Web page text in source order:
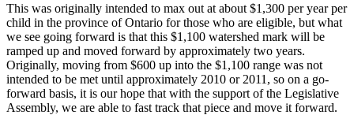
This was originally intended to max out at about $1,300 per year per
child in the province of Ontario for those who are eligible, but what
we see going forward is that this $1,100 watershed mark will be
ramped up and moved forward by approximately two years.
Originally, moving from $600 up into the $1,100 range was not
intended to be met until approximately 2010 or 2011, so on a go-
forward basis, it is our hope that with the support of the Legislative
Assembly, we are able to fast track that piece and move it forward.